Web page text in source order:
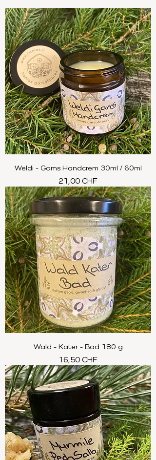
Weldi - Gams Handcrem 30ml / 60ml
Preis
21,00 CHF
Wald - Kater - Bad 180 g
Preis
16,50 CHF